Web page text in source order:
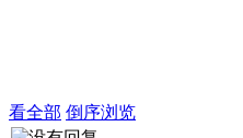
看全部 倒序浏览